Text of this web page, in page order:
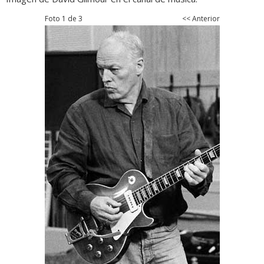
Foto 1 de 3 << Anterior